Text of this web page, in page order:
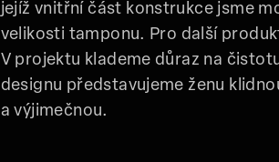
jejíž vnitřní část konstrukce jsme
velikosti tamponu. Pro další
V projektu klademe důraz na
designu představujeme ženu
a výjimečnou.